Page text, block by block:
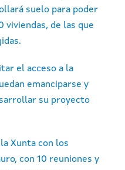
suelo para poder
viviendas, de las que
el acceso a la
emanciparse y
su proyecto
Xunta con los
con 10 reuniones y